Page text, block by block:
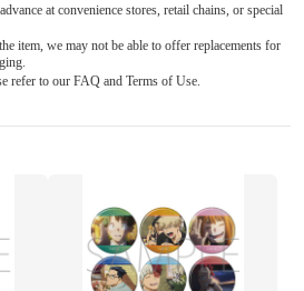
at convenience stores, retail chains, or special
item, we may not be able to offer replacements for
refer to our FAQ and Terms of Use.